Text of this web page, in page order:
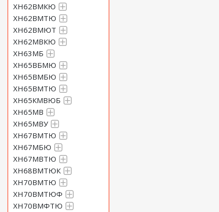
ХН62ВМКЮ
ХН62ВМТЮ
ХН62ВМЮТ
ХН62МВКЮ
ХН63МБ
ХН65ВБМЮ
ХН65ВМБЮ
ХН65ВМТЮ
ХН65КМВЮБ
ХН65МВ
ХН65МВУ
ХН67ВМТЮ
ХН67МБЮ
ХН67МВТЮ
ХН68ВМТЮК
ХН70ВМТЮ
ХН70ВМТЮФ
ХН70ВМФТЮ